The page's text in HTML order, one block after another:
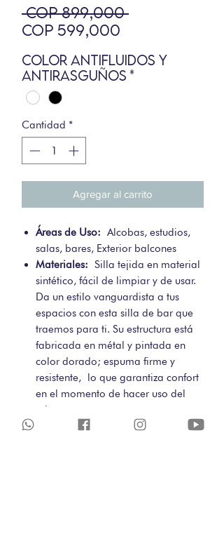
COP 899,000 Precio
COP 599,000
oferta
Color Antifluidos y
Antirasguños *
Cantidad *
Agregar al carrito
Áreas de Uso: Alcobas, estudios,
salas, bares, Exterior balcones
Materiales: Silla tejida en material
sintético, fácil de limpiar y de usar.
Da un estilo vanguardista a tus
espacios con esta silla de bar que
traemos para ti. Su estructura está
fabricada en métal y pintada en
color dorado; espuma firme y
resistente, lo que garantiza confort
en el momento de hacer uso del
mismo.
Requiere Armado:
No